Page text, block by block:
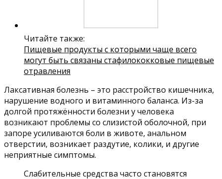
Читайте также:
Пищевые продукты с которыми чаще всего
могут быть связаны стафилококковые пищевые
отравления
Лаксативная болезнь – это расстройство кишечника,
нарушение водного и витаминного баланса. Из-за
долгой протяжённости болезни у человека
возникают проблемы со слизистой оболочной, при
запоре усиливаются боли в животе, анальном
отверстии, возникает раздутие, колики, и другие
неприятные симптомы.
Слабительные средства часто становятся